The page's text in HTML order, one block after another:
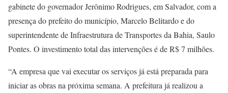
gabinete do governador Jerônimo Rodrigues, em Salvador, com a
presença do prefeito do município, Marcelo Belitardo e do
superintendente de Infraestrutura de Transportes da Bahia, Saulo
Pontes. O investimento total das intervenções é de R$ 7 milhões.
“A empresa que vai executar os serviços já está preparada para
iniciar as obras na próxima semana. A prefeitura já realizou a